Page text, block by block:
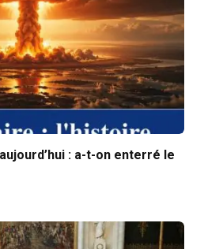
: a-t-on enterré le